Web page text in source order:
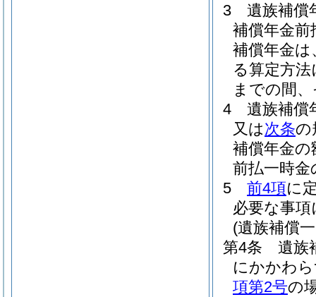
3
遺族補償
補償年金
補償年金
る算定方
までの間
4
遺族補償
又は次条の
補償年金
前払一時
5
前4項に
必要な事
(遺族補償
第4条
遺族
にかかわ
項第2号の